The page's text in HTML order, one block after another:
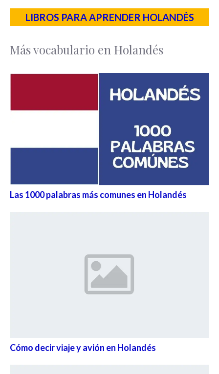
LIBROS PARA APRENDER HOLANDÉS
Más vocabulario en Holandés
Las 1000 palabras más comunes en Holandés
Cómo decir viaje y avión en Holandés